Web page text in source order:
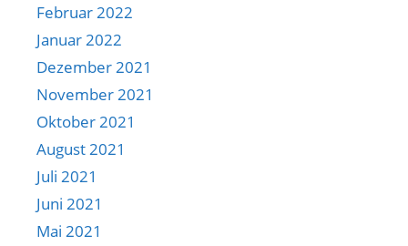
Februar 2022
Januar 2022
Dezember 2021
November 2021
Oktober 2021
August 2021
Juli 2021
Juni 2021
Mai 2021